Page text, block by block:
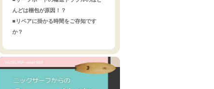
んどは梱包が原因！？
■リペアに掛かる時間をご存知です
か？